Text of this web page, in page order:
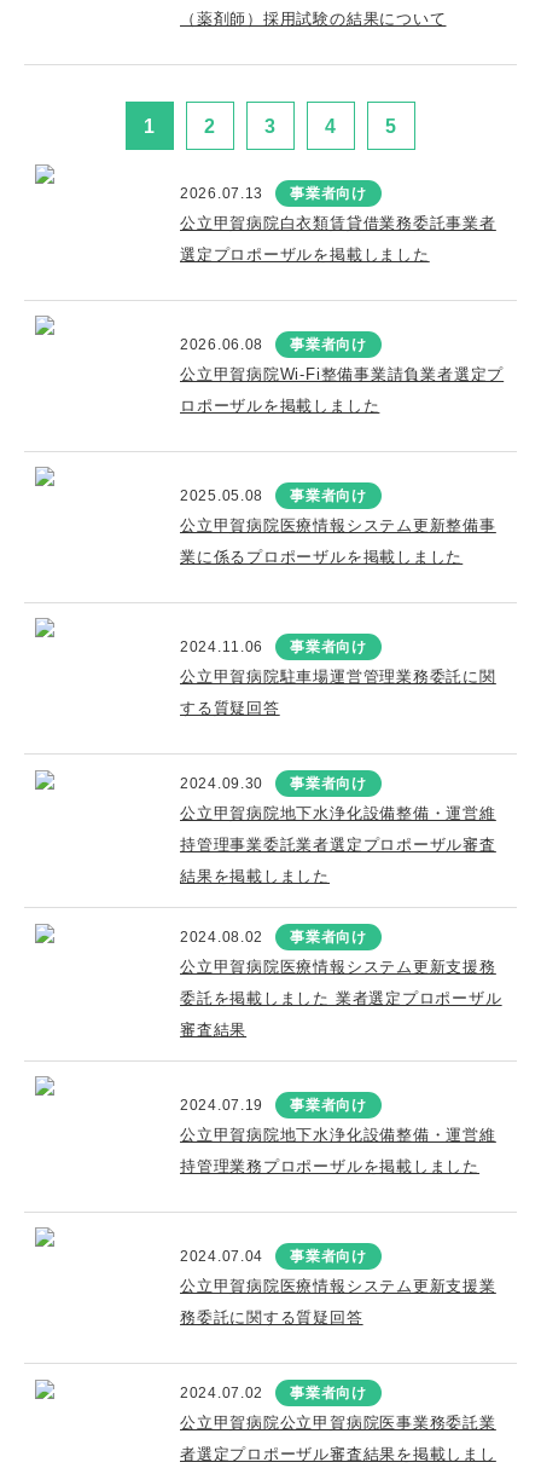
（薬剤師）採用試験の結果について
1 2 3 4 5
2026.07.13 事業者向け
公立甲賀病院白衣類賃貸借業務委託事業者
選定プロポーザルを掲載しました
2026.06.08 事業者向け
公立甲賀病院Wi-Fi整備事業請負業者選定プ
ロポーザルを掲載しました
2025.05.08 事業者向け
公立甲賀病院医療情報システム更新整備事
業に係るプロポーザルを掲載しました
2024.11.06 事業者向け
公立甲賀病院駐車場運営管理業務委託に関
する質疑回答
2024.09.30 事業者向け
公立甲賀病院地下水浄化設備整備・運営維
持管理事業委託業者選定プロポーザル審査
結果を掲載しました
2024.08.02 事業者向け
公立甲賀病院医療情報システム更新支援務
委託を掲載しました 業者選定プロポーザル
審査結果
2024.07.19 事業者向け
公立甲賀病院地下水浄化設備整備・運営維
持管理業務プロポーザルを掲載しました
2024.07.04 事業者向け
公立甲賀病院医療情報システム更新支援業
務委託に関する質疑回答
2024.07.02 事業者向け
公立甲賀病院公立甲賀病院医事業務委託業
者選定プロポーザル審査結果を掲載しまし